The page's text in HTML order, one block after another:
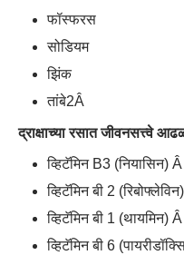
फॉस्फरस
सोडियम
झिंक
तांबे2Â
द्राक्षाच्या रसात जीवनसत्त्वे
व्हिटॅमिन B3 (नियासिन) Â
व्हिटॅमिन बी 2
व्हिटॅमिन बी 1 (थायमिन) Â
व्हिटॅमिन बी 6